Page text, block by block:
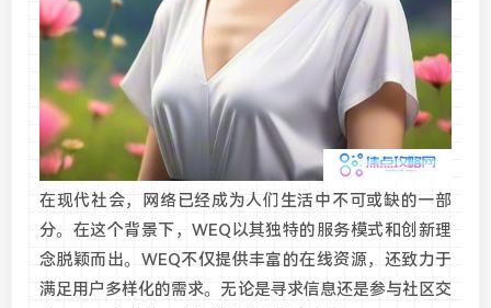
在现代社会，网络已经成为人们生活中不可或缺的一部
分。在这个背景下，WEQ以其独特的服务模式和创新理
念脱颖而出。WEQ不仅提供丰富的在线资源，还致力于
满足用户多样化的需求。无论是寻求信息还是参与社区交